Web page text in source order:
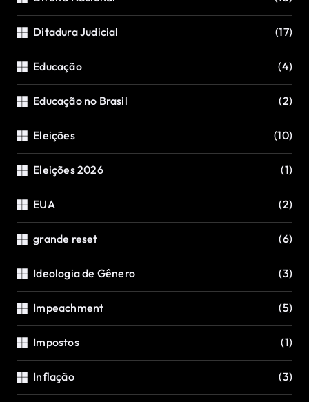
Ditadura Judicial (17)
Educação (4)
Educação no Brasil (2)
Eleições (10)
Eleições 2026 (1)
EUA (2)
grande reset (6)
Ideologia de Gênero (3)
Impeachment (5)
Impostos (1)
Inflação (3)